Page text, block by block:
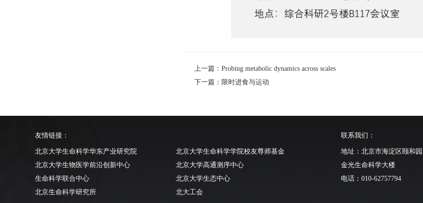
上一篇：Probing metabolic dynamics across scales
下一篇：限时进食与运动
友情链接：
北京大学生命科学华东产业研究院
北京大学生命科学学院校友尊师基金
北京大学生物医学前沿创新中心
北京大学高通测序中心
生命科学联合中心
北京大学生态中心
北京生命科学研究所
北大工会
联系我们：
地址：北京市海淀区颐和
金光生命科学大楼
电话：010-62757794